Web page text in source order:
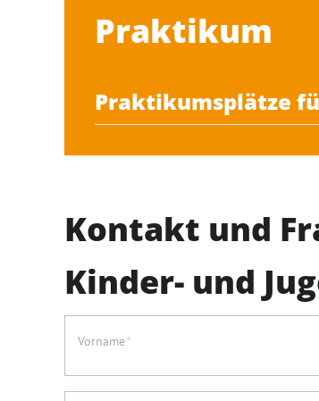
Praktikum
Praktikumsplätze
Kontakt und
Kinder- und
Vorname*